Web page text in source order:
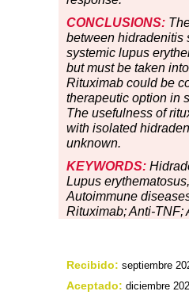
CONCLUSIONS:
between hidradenitis
systemic lupus
but must be taken
Rituximab could be
therapeutic option in
The usefulness of
with isolated
unknown.
KEYWORDS:
Lupus
Autoimmune
Rituximab; Anti-TNF;
Recibido: septiembre
Aceptado: diciembre